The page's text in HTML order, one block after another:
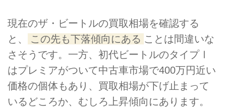
現在のザ・ビートルの買取相場を確認する
と、
この先も下落傾向にある ことは間違いな
さそうです。一方、初代ビートルのタイプⅠ
はプレミアがついて中古車市場で400万円近い
価格の個体もあり、買取相場が下げ止まって
いるどころか、むしろ上昇傾向にあります。